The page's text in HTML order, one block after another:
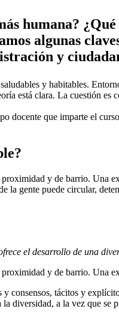
humana?
algunas
y
y habitables.
está clara. La cuestión
docente que imparte el curso
y de barrio. Una
la gente puede circular,
el desarrollo de una
y de barrio. Una
consensos, tácitos y
diversidad, a la vez que se